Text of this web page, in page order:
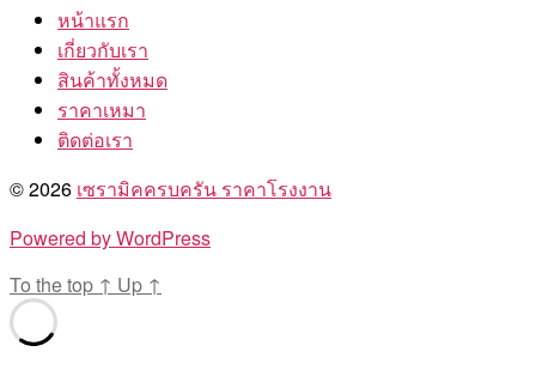
หน้าแรก
เกี่ยวกับเรา
สินค้าทั้งหมด
ราคาเหมา
ติดต่อเรา
© 2026 เซรามิคครบครัน ราคาโรงงาน
Powered by WordPress
To the top ↑ Up ↑